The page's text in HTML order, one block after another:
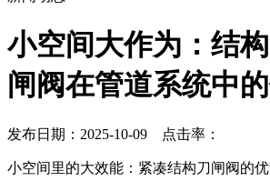
小空间大作为：结
闸阀在管道系统中
发布日期：2025-10-09 点击率：
小空间里的大效能：紧凑结构刀闸阀的